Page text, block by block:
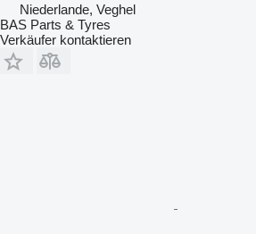
Niederlande, Veghel
BAS Parts & Tyres
Verkäufer kontaktieren